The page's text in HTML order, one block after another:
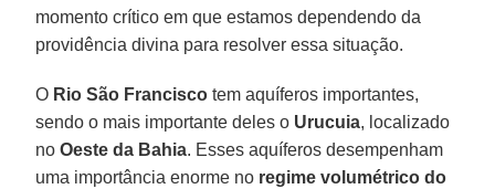
momento crítico em que estamos dependendo da
providência divina para resolver essa situação.
O Rio São Francisco tem aquíferos importantes,
sendo o mais importante deles o Urucuia, localizado
noOeste da Bahia. Esses aquíferos desempenham
uma importância enorme no regime volumétrico do